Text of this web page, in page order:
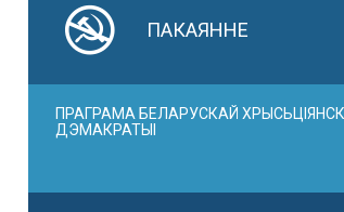
ПАКАЯННЕ
ПРАГРАМА БЕЛАРУСКАЙ
ДЭМАКРАТЫІ